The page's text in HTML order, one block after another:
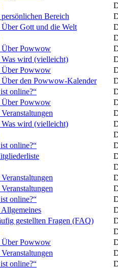
Bereich
Gott und die Welt
Über Powwow
wird (vielleicht)
Über Powwow
den Powwow-Kalender
online?“
Über Powwow
wird (vielleicht)
online?“
online?“
gestellten Fragen (FAQ)
Über Powwow
online?“